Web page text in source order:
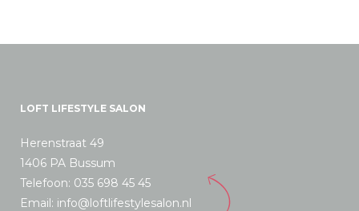
LOFT LIFESTYLE SALON
Herenstraat 49
1406 PA Bussum
Telefoon: 035 698 45 45
Email: info@loftlifestylesalon.nl